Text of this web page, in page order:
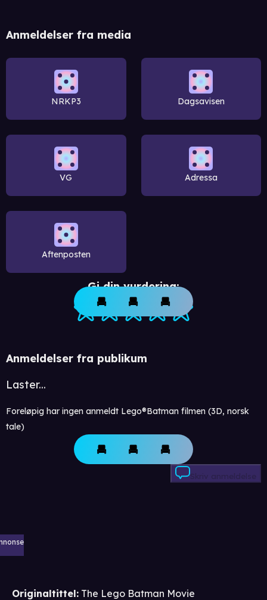
Anmeldelser fra media
NRKP3 Dagsavisen
VG Adressa
Aftenposten
Gi din vurdering:
Anmeldelser fra publikum
Laster...
Foreløpig har ingen anmeldt Lego®Batman filmen (3D, norsk
tale)
Skriv anmeldelse
Originaltittel: The Lego Batman Movie